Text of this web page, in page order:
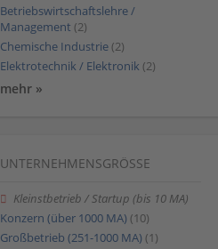
Betriebswirtschaftslehre /
Management (2)
Chemische Industrie (2)
Elektrotechnik / Elektronik (2)
mehr »
UNTERNEHMENSGRÖSSE
Kleinstbetrieb / Startup (bis 10 MA)
Konzern (über 1000 MA) (10)
Großbetrieb (251-1000 MA) (1)